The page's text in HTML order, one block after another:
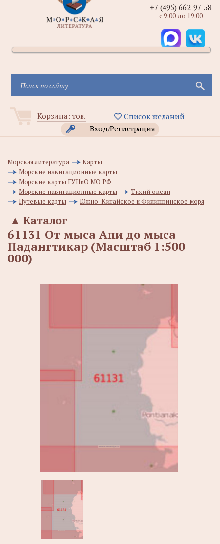
Корзина: тов.
Список желаний
Вход/Регистрация
+7 (495) 662-97-58
с 9:00 до 19:00
Морская литература
Карты
Морские навигационные карты
Морские карты ГУНиО МО РФ
Морские навигационные карты
Тихий океан
Путевые карты
Южно-Китайское и Филиппинское моря
Каталог
▲
61131 От мыса Апи до мыса
Падангтикар (Масштаб 1:500
000)